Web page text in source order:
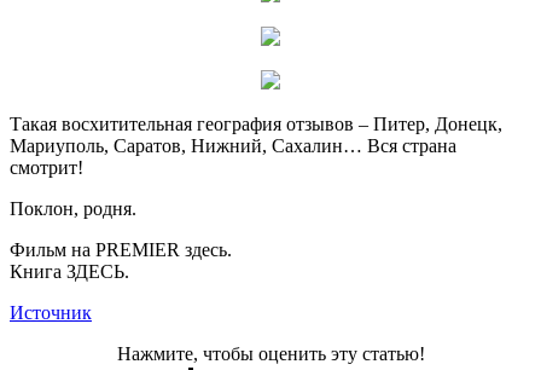
Такая восхитительная география отзывов – Питер, Донецк,
Мариуполь, Саратов, Нижний, Сахалин… Вся страна
смотрит!
Поклон, родня.
Фильм на PREMIER здесь.
Книга ЗДЕСЬ.
Источник
Нажмите, чтобы оценить эту статью!